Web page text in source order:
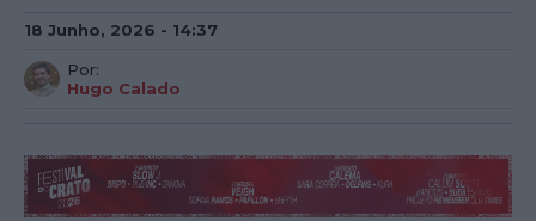
18 Junho, 2026 - 14:37
Por:
Hugo Calado